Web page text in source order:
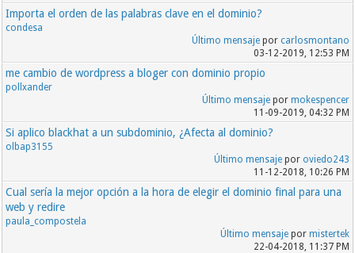
Importa el orden de las palabras clave en el dominio?
condesa
Último mensajepor carlosmontano
03-12-2019, 12:53 PM
me cambio de wordpress a bloger con dominio propio
pollxander
Último mensajepor mokespencer
11-09-2019, 04:32 PM
Si aplico blackhat a un subdominio, ¿Afecta al dominio?
olbap3155
Último mensajepor oviedo243
11-12-2018, 10:26 PM
Cual sería la mejor opción a la hora de elegir el dominio final para una
web y redire
paula_compostela
Último mensajepor mistertek
22-04-2018, 11:37 PM